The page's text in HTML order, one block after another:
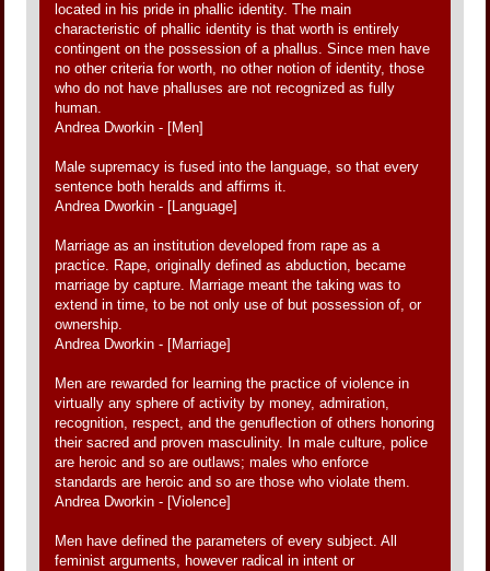
located in his pride in phallic identity. The main
characteristic of phallic identity is that worth is entirely
contingent on the possession of a phallus. Since men have
no other criteria for worth, no other notion of identity, those
who do not have phalluses are not recognized as fully
human.
Andrea Dworkin - [Men]
Male supremacy is fused into the language, so that every
sentence both heralds and affirms it.
Andrea Dworkin - [Language]
Marriage as an institution developed from rape as a
practice. Rape, originally defined as abduction, became
marriage by capture. Marriage meant the taking was to
extend in time, to be not only use of but possession of, or
ownership.
Andrea Dworkin - [Marriage]
Men are rewarded for learning the practice of violence in
virtually any sphere of activity by money, admiration,
recognition, respect, and the genuflection of others honoring
their sacred and proven masculinity. In male culture, police
are heroic and so are outlaws; males who enforce
standards are heroic and so are those who violate them.
Andrea Dworkin - [Violence]
Men have defined the parameters of every subject. All
feminist arguments, however radical in intent or